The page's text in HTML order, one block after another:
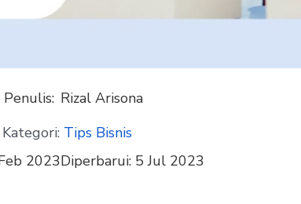
Penulis: Rizal Arisona
Kategori: Tips Bisnis
2023Diperbarui: 5 Jul 2023